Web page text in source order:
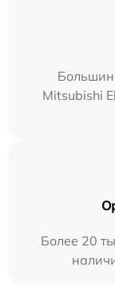
Mitsubishi
Более 20